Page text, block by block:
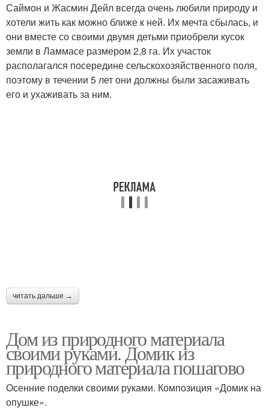
Саймон и Жасмин Дейл всегда очень любили природу и
хотели жить как можно ближе к ней. Их мечта сбылась, и
они вместе со своими двумя детьми приобрели кусок
земли в Ламмасе размером 2,8 га. Их участок
располагался посередине сельскохозяйственного поля,
поэтому в течении 5 лет они должны были засаживать
его и ухаживать за ним.
читать дальше →
Дом из природного материала
своими руками. Домик из
природного материала пошагово
Осенние поделки своими руками. Композиция «Домик на
опушке».